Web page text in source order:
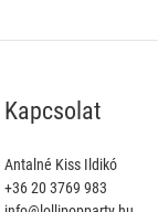
Kapcsolat
Antalné Kiss Ildikó
+36 20 3769 983